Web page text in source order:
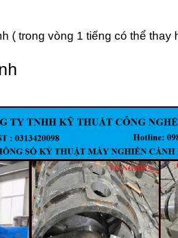
( trong vòng 1 tiếng có thể thay